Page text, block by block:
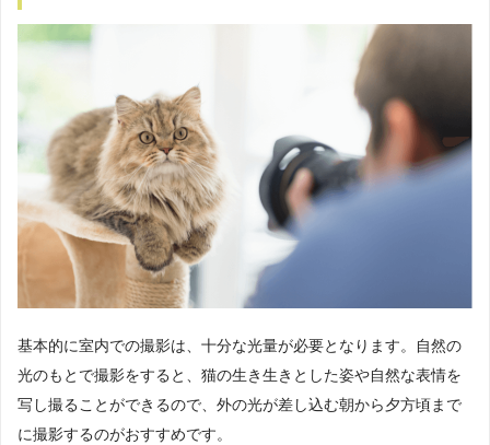
基本的に室内での撮影は、十分な光量が必要となります。自然の
光のもとで撮影をすると、猫の生き生きとした姿や自然な表情を
写し撮ることができるので、外の光が差し込む朝から夕方頃まで
に撮影するのがおすすめです。